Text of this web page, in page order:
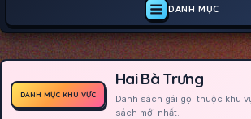
DANH MỤC
DANH MỤC KHU VỰC
Hai Bà Trưng
Danh sách gái gọi thuộc khu
sách mới nhất.